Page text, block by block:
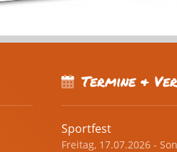
Termine &
Sportfest
Freitag, 17.07.2026 -